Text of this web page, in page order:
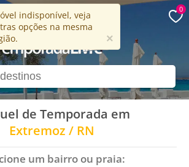
15 anos
0
indisponível, veja
opções na mesma
×
de Temporada em
Extremoz / RN
um bairro ou praia: